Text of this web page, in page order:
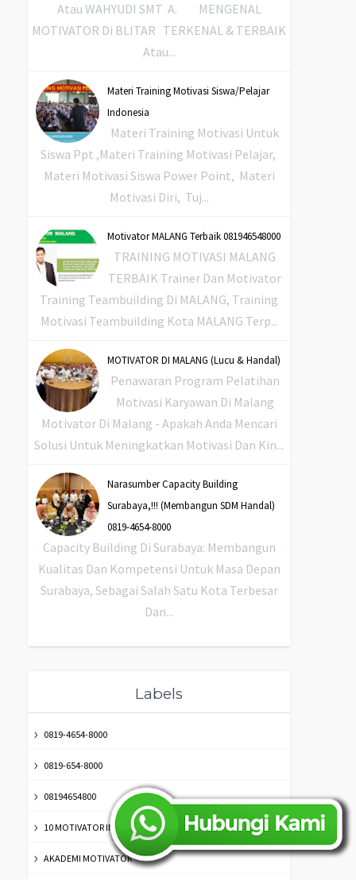
Atau WAHYUDI SMT A. MENGENAL
MOTIVATOR Di BLITAR TERKENAL & TERBAIK
Atau...
Materi Training Motivasi Siswa/Pelajar
Indonesia
Materi Training Motivasi Untuk
Siswa Ppt ,Materi Training Motivasi Pelajar,
Materi Motivasi Siswa Power Point, Materi
Motivasi Diri, Tuj...
Motivator MALANG Terbaik 081946548000
TRAINING MOTIVASI MALANG
TERBAIK Trainer Dan Motivator
Training Teambuilding Di MALANG, Training
Motivasi Teambuilding Kota MALANG Terp...
MOTIVATOR DI MALANG (Lucu & Handal)
Penawaran Program Pelatihan
Motivasi Karyawan Di Malang
Motivator Di Malang - Apakah Anda Mencari
Solusi Untuk Meningkatkan Motivasi Dan Kin...
Narasumber Capacity Building
Surabaya,!!! (Membangun SDM Handal)
0819-4654-8000
Capacity Building Di Surabaya: Membangun
Kualitas Dan Kompetensi Untuk Masa Depan
Surabaya, Sebagai Salah Satu Kota Terbesar
Dan...
Labels
0819-4654-8000
0819-654-8000
08194654800
10 MOTIVATOR INDONESIA TERBAIK TERKENAL SUKSES
AKADEMI MOTIVATOR